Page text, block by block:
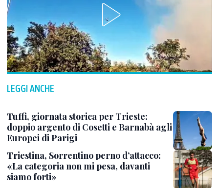
LEGGI ANCHE
Tuffi, giornata storica per Trieste:
doppio argento di Cosetti e Barnabà agli
Europei di Parigi
Triestina, Sorrentino perno d’attacco:
«La categoria non mi pesa, davanti
siamo forti»